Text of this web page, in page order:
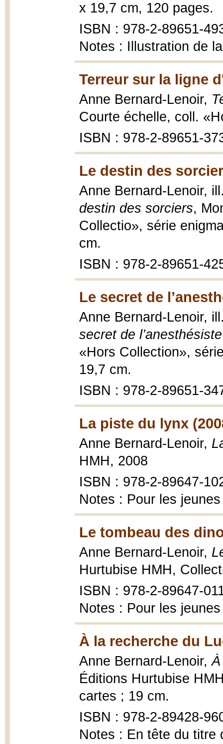
x 19,7 cm, 120 pages.
ISBN : 978-2-89651-
Notes : Illustration de
Terreur sur la ligne
Anne Bernard-Lenoir,
Courte échelle, coll.
ISBN : 978-2-89651-
Le destin des
Anne Bernard-Lenoir,
destin des sorciers,
Collectio», série
cm.
ISBN : 978-2-89651-
Le secret de
Anne Bernard-Lenoir,
secret de l’anesthésiste
«Hors Collection»,
19,7 cm.
ISBN : 978-2-89651-
La piste du lynx
Anne Bernard-Lenoir,
HMH, 2008
ISBN : 978-2-89647-
Notes : Pour les
Le tombeau des
Anne Bernard-Lenoir,
Hurtubise HMH,
ISBN : 978-2-89647-
Notes : Pour les
À la recherche du
Anne Bernard-Lenoir,
Éditions Hurtubise
cartes ; 19 cm.
ISBN : 978-2-89428-
Notes : En tête du titre